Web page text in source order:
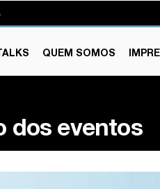
QUEM SOMOS
dos eventos